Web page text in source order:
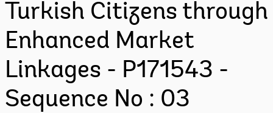
Turkish Citizens through
Enhanced Market
Linkages - P171543 -
Sequence No : 03